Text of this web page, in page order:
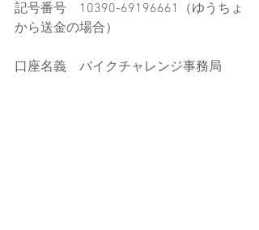
記号番号　10390-69196661（ゆうちょ
から送金の場合）
口座名義　バイクチャレンジ事務局